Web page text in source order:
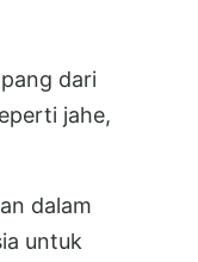
dari
jahe,
dalam
untuk